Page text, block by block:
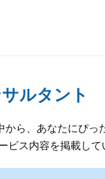
ルタント
ら、あなたにぴっ
ス内容を掲載して